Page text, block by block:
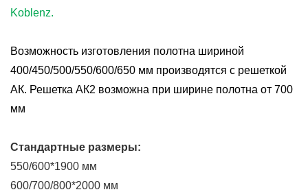
Koblenz.
Возможность изготовления полотна шириной
400/450/500/550/600/650 мм производятся с решеткой
АК. Решетка АК2 возможна при ширине полотна от 700
мм
Стандартные размеры:
550/600*1900 мм
600/700/800*2000 мм